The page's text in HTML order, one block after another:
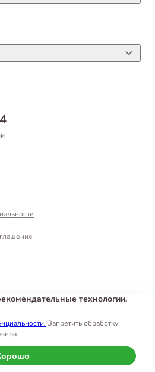
фонд
технологии,
Запретить обработку